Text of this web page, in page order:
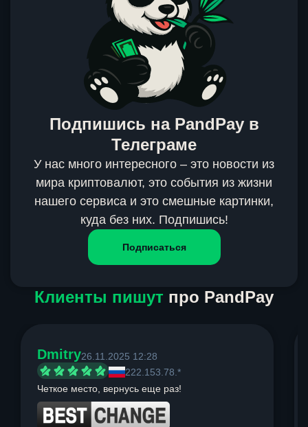
Подпишись на PandPay в
Телеграме
У нас много интересного – это новости из
мира криптовалют, это события из жизни
нашего сервиса и это смешные картинки,
куда без них. Подпишись!
Подписаться
Клиенты пишут про PandPay
Dmitry26.11.2025 12:28
222.153.78.*
Четкое место, вернусь еще раз!